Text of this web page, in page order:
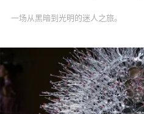
一场从黑暗到光明的迷人之旅。